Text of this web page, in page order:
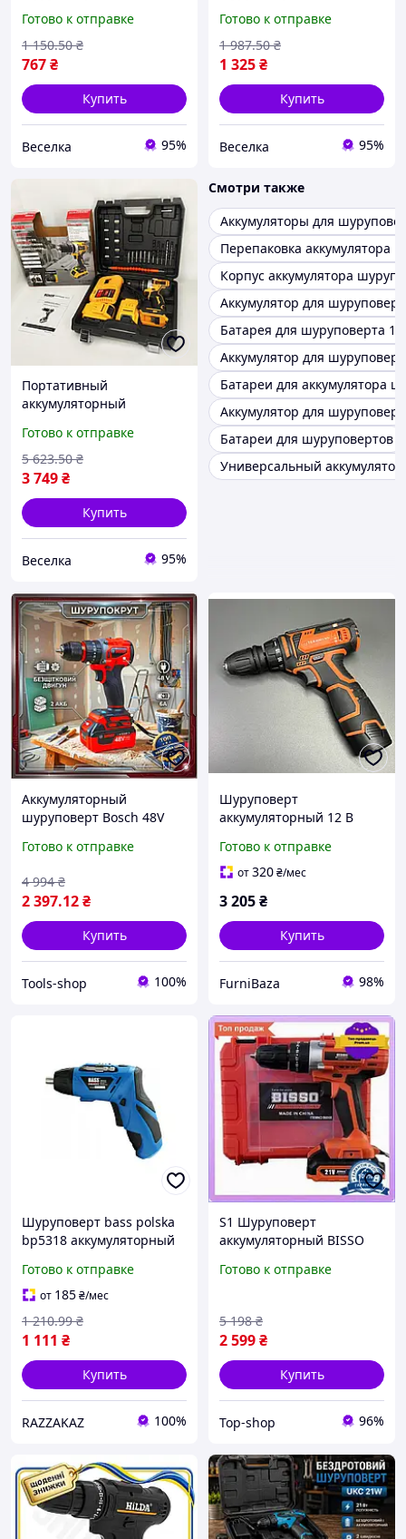
компактная для
домашнего
использования сборки
мебели и ремонта FLAME
Готово к отправке
767₴
1 150.50 ₴
Купить
Веселка 95%
сборки мебели сверления
и крепежа FLAME
Готово к отправке
1 325₴
1 987.50 ₴
Купить
Веселка 95%
Портативный
аккумуляторный
домашнего ремонта и
сборки мебели с двумя
аккумуляторами FLAME
Готово к отправке
3 749₴
5 623.50 ₴
Купить
Веселка 95%
Смотри также
Аккумуляторы для
Перепаковка аккумулятора
Корпус аккумулятора
Аккумулятор для
Батарея для шуруповерта
Аккумулятор для
Батареи для аккумулятора
Аккумулятор для
Батареи для шуруповертов
Универсальный
Аккумуляторный
шуруповерт Bosch 48V
двумя батареями и
инструмент для ремонта
и сборки
Готово к отправке
2 397.12₴
4 994 ₴
Купить
Tools-shop 100%
Шуруповерт
аккумуляторный 12 В
KIT с набором для
сверления, монтажа и
Готово к отправке
от320₴/мес
3 205₴
Купить
FurniBaza 98%
Шуруповерт bass polska
bp5318 аккумуляторный
ремонта и сборки
Готово к отправке
от 185₴/мес
1 111 ₴
1 210.99 ₴
Купить
RAZZAKAZ 100%
S1 Шуруповерт
аккумуляторный BISSO
дрель для сборки мебели
Sho34\T
Готово к отправке
2 599₴
5 198 ₴
Купить
Top-shop 96%